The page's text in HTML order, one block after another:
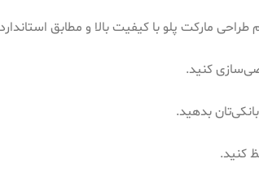
طراحی مارکت پلو با کیفیت بالا و مطابق
کنید.
بدهید.
کنید.